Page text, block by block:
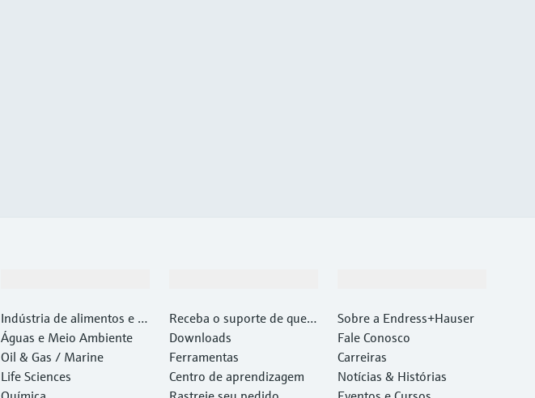
Indústria de alimentos e b
ebidas
Águas e Meio Ambiente
Oil & Gas / Marine
Life Sciences
Receba o suporte de que v
ocê precisa, rapidamente!
Downloads
Ferramentas
Centro de aprendizagem
Sobre a Endress+Hauser
Fale Conosco
Carreiras
Notícias & Histórias